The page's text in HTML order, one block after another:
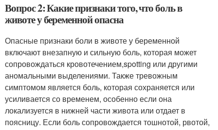
Вопрос 2: Какие признаки того, что боль в
животе у беременной опасна
Опасные признаки боли в животе у беременной
включают внезапную и сильную боль, которая может
сопровождаться кровотечением,spotting или другими
аномальными выделениями. Также тревожным
симптомом является боль, которая сохраняется или
усиливается со временем, особенно если она
локализуется в нижней части живота или отдает в
поясницу. Если боль сопровождается тошнотой, рвотой,